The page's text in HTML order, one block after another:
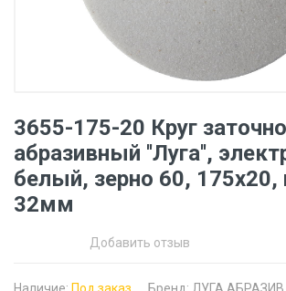
3655-175-20 Круг
абразивный ''Луга'',
белый, зерно 60, 175х20,
32мм
Добавить отзыв